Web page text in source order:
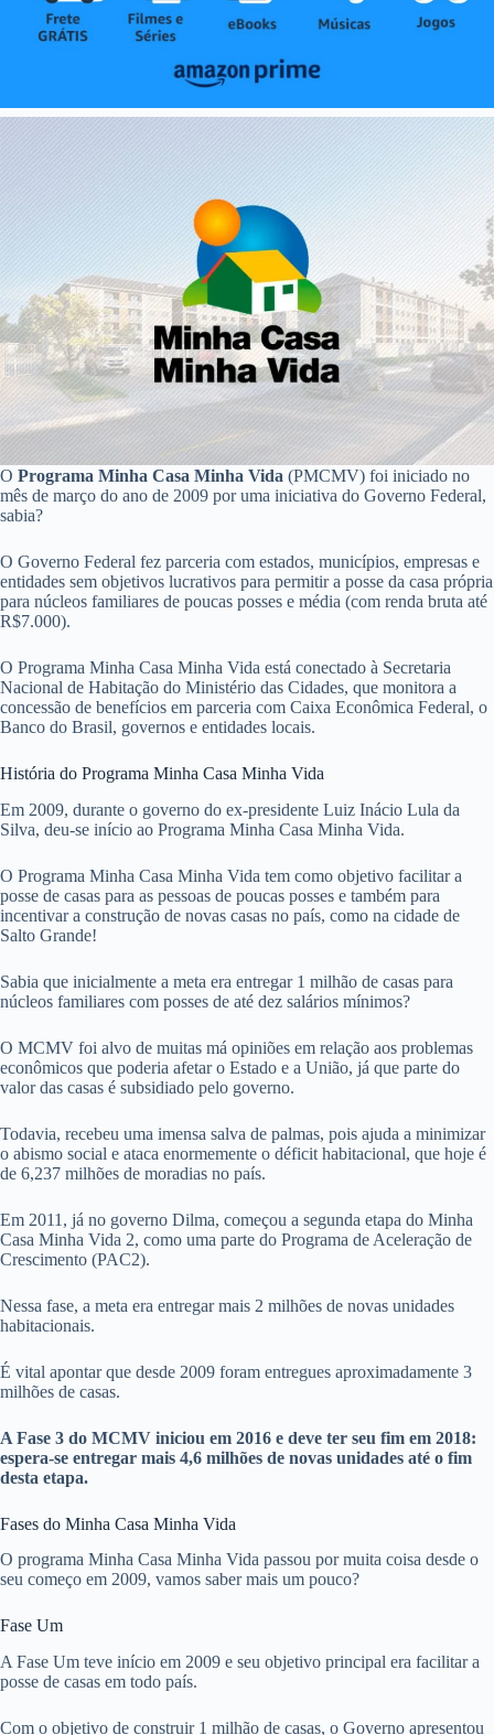
O Programa Minha Casa Minha Vida (PMCMV) foi iniciado no
mês de março do ano de 2009 por uma iniciativa do Governo Federal,
sabia?
O Governo Federal fez parceria com estados, municípios, empresas e
entidades sem objetivos lucrativos para permitir a posse da casa própria
para núcleos familiares de poucas posses e média (com renda bruta até
R$7.000).
O Programa Minha Casa Minha Vida está conectado à Secretaria
Nacional de Habitação do Ministério das Cidades, que monitora a
concessão de benefícios em parceria com Caixa Econômica Federal, o
Banco do Brasil, governos e entidades locais.
História do Programa Minha Casa Minha Vida
Em 2009, durante o governo do ex-presidente Luiz Inácio Lula da
Silva, deu-se início ao Programa Minha Casa Minha Vida.
O Programa Minha Casa Minha Vida tem como objetivo facilitar a
posse de casas para as pessoas de poucas posses e também para
incentivar a construção de novas casas no país, como na cidade de
Salto Grande!
Sabia que inicialmente a meta era entregar 1 milhão de casas para
núcleos familiares com posses de até dez salários mínimos?
O MCMV foi alvo de muitas má opiniões em relação aos problemas
econômicos que poderia afetar o Estado e a União, já que parte do
valor das casas é subsidiado pelo governo.
Todavia, recebeu uma imensa salva de palmas, pois ajuda a minimizar
o abismo social e ataca enormemente o déficit habitacional, que hoje é
de 6,237 milhões de moradias no país.
Em 2011, já no governo Dilma, começou a segunda etapa do Minha
Casa Minha Vida 2, como uma parte do Programa de Aceleração de
Crescimento (PAC2).
Nessa fase, a meta era entregar mais 2 milhões de novas unidades
habitacionais.
É vital apontar que desde 2009 foram entregues aproximadamente 3
milhões de casas.
A Fase 3 do MCMV iniciou em 2016 e deve ter seu fim em 2018:
espera-se entregar mais 4,6 milhões de novas unidades até o fim
desta etapa.
Fases do Minha Casa Minha Vida
O programa Minha Casa Minha Vida passou por muita coisa desde o
seu começo em 2009, vamos saber mais um pouco?
Fase Um
A Fase Um teve início em 2009 e seu objetivo principal era facilitar a
posse de casas em todo país.
Com o objetivo de construir 1 milhão de casas, o Governo apresentou